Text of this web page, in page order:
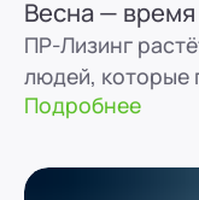
Весна —
ПР-Лизинг
людей, которые
Подробнее